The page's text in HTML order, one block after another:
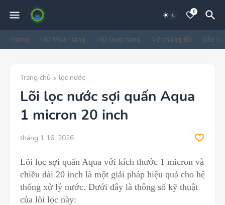
0
Home HD Mua Hàng HD Giao hàng Về chúng tôi Bảo
Trang chủ lọc nước
Lõi lọc nước sợi quấn Aqua
1 micron 20 inch
tháng 1 16, 2026
Lõi lọc sợi quấn Aqua với kích thước 1 micron và
chiều dài 20 inch là một giải pháp hiệu quả cho hệ
thống xử lý nước. Dưới đây là thông số kỹ thuật
của lõi lọc này: